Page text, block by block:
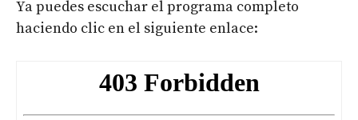
Ya puedes escuchar el programa completo
haciendo clic en el siguiente enlace: